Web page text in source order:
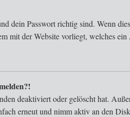
dein Passwort richtig sind. Wenn
mit der Website vorliegt, welches
deaktiviert oder gelöscht hat.
erneut und nimm aktiv an den